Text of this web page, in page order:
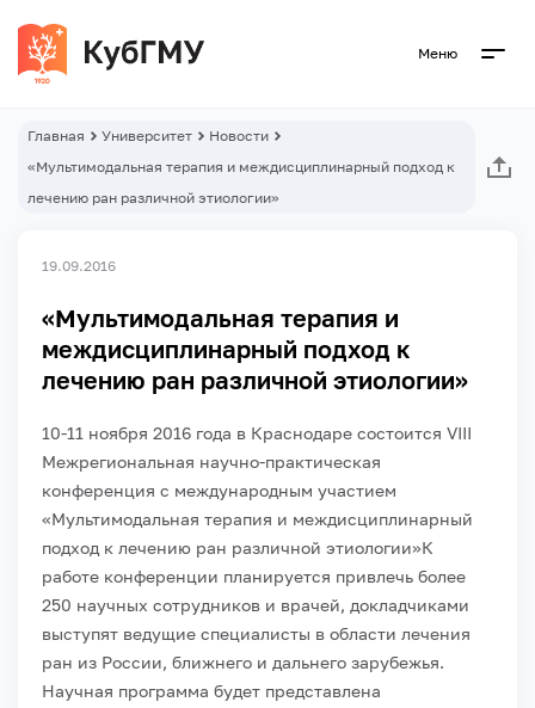
Меню
Главная Университет
Новости
«Мультимодальная терапия и междисциплинарный подход к
лечению ран различной этиологии»
19.09.2016
«Мультимодальная терапия и
междисциплинарный подход к
лечению ран различной этиологии»
10-11 ноября 2016 года в Краснодаре состоится VIII
Межрегиональная научно-практическая
конференция с международным участием
«Мультимодальная терапия и междисциплинарный
подход к лечению ран различной этиологии»К
работе конференции планируется привлечь более
250 научных сотрудников и врачей, докладчиками
выступят ведущие специалисты в области лечения
ран из России, ближнего и дальнего зарубежья.
Научная программа будет представлена